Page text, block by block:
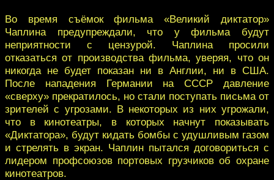
Во время съёмок фильма «Великий диктатор»
Чаплина предупреждали, что у фильма будут
неприятности с цензурой. Чаплина просили
отказаться от производства фильма, уверяя, что он
никогда не будет показан ни в Англии, ни в США.
После нападения Германии на СССР давление
«сверху» прекратилось, но стали поступать письма от
зрителей с угрозами. В некоторых из них угрожали,
что в кинотеатры, в которых начнут показывать
«Диктатора», будут кидать бомбы с удушливым газом
и стрелять в экран. Чаплин пытался договориться с
лидером профсоюзов портовых грузчиков об охране
кинотеатров.